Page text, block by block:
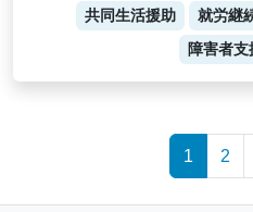
共同生活援助 就労継
障害者
1 2